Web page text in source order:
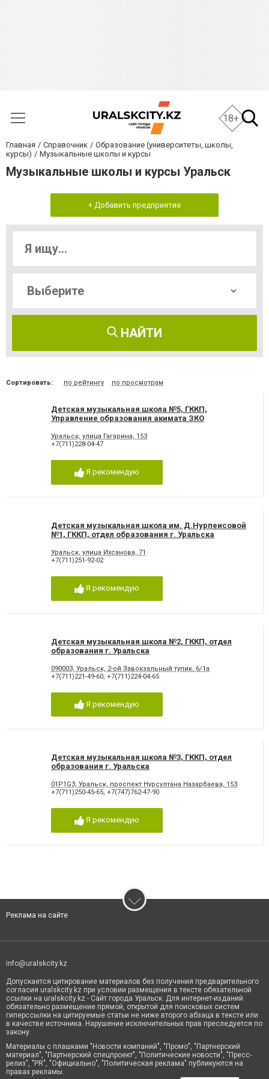
18+
Главная Справочник
Образование (университеты, школы,
курсы)
Музыкальные школы и курсы
Музыкальные школы и курсы Уральск
+ Добавить предприятие
НАЙТИ
Сортировать: по рейтингу по просмотрам
Детская музыкальная школа №5, ГККП,
Управление образования акимата ЗКО
Уральск, улица Гагарина, 153
+7(711)228-04-47
Я рекомендую
Детская музыкальная школа им. Д.Нурпеисовой
№1, ГККП, отдел образования г. Уральска
Уральск, улица Ихсанова, 71
+7(711)251-92-02
Я рекомендую
Детская музыкальная школа №2, ГККП, отдел
образования г. Уральска
090003, Уральск, 2-ой Завокзальный тупик, 6/1а
+7(711)221-49-60, +7(711)224-04-65
Я рекомендую
Детская музыкальная школа №3, ГККП, отдел
образования г. Уральска
01P1G3, Уральск, проспект Нурсултана Назарбаева, 153
+7(711)250-45-65, +7(747)762-47-90
Я рекомендую
Реклама на сайте
info@uralskcity.kz
Допускается цитирование материалов без получения предварительного
согласия uralskcity.kz при условии размещения в тексте обязательной
ссылки на uralskcity.kz - Сайт города Уральск. Для интернет-изданий
обязательно размещение прямой, открытой для поисковых систем
гиперссылки на цитируемые статьи не ниже второго абзаца в тексте или
в качестве источника. Нарушение исключительных прав преследуется по
закону.
Материалы с плашками "Новости компаний", "Промо", "Партнерский
материал", "Партнерский спецпроект", "Политические новости", "Пресс-
релиз", "PR", "Официально", "Политическая реклама" публикуются на
правах рекламы.